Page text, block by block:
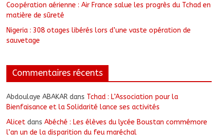
Coopération aérienne : Air France salue les progrès du Tchad en
matière de sûreté
Nigeria : 308 otages libérés lors d’une vaste opération de
sauvetage
Commentaires récents
Abdoulaye ABAKAR dans Tchad : L’Association pour la
Bienfaisance et la Solidarité lance ses activités
Alicet dansAbéché : Les élèves du lycée Boustan commémore
l’an un de la disparition du feu maréchal